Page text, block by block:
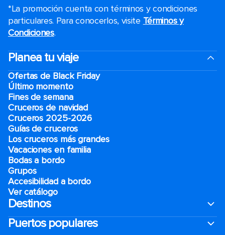
*La promoción cuenta con términos y condiciones
particulares. Para conocerlos, visite Términos y
Condiciones.
Planea tu viaje
Ofertas de Black Friday
Último momento
Fines de semana
Cruceros de navidad
Cruceros 2025-2026
Guías de cruceros
Los cruceros más grandes
Vacaciones en familia
Bodas a bordo
Grupos
Accesibilidad a bordo
Ver catálogo
Destinos
Puertos populares